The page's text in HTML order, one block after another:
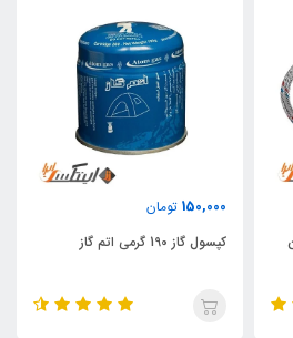
150,000 تومان
کپسول گاز 190 گرمی اتم گاز